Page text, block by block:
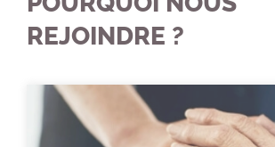
REJOINDRE ?